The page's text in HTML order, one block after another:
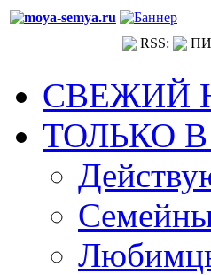
RSS:
СВЕЖИЙ
ТОЛЬКО